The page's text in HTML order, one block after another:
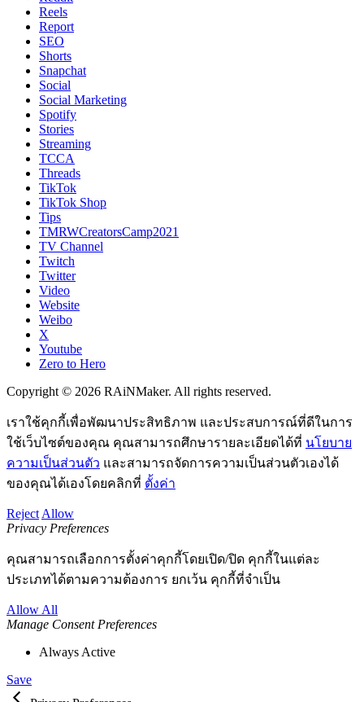
Reels
Report
SEO
Shorts
Snapchat
Social
Social Marketing
Spotify
Stories
Streaming
TCCA
Threads
TikTok
TikTok Shop
Tips
TMRWCreatorsCamp2021
TV Channel
Twitch
Twitter
Video
Website
Weibo
X
Youtube
Zero to Hero
Copyright © 2026 RAiNMaker. All rights reserved.
เราใช้คุกกี้เพื่อพัฒนาประสิทธิภาพ และประสบการณ์ที่ดีในการ
ใช้เว็บไซต์ของคุณ คุณสามารถศึกษารายละเอียดได้ที่ นโยบาย
ความเป็นส่วนตัว และสามารถจัดการความเป็นส่วนตัวเองได้
ของคุณได้เองโดยคลิกที่ ตั้งค่า
Reject Allow
Privacy Preferences
คุณสามารถเลือกการตั้งค่าคุกกี้โดยเปิด/ปิด คุกกี้ในแต่ละ
ประเภทได้ตามความต้องการ ยกเว้น คุกกี้ที่จำเป็น
Allow All
Manage Consent Preferences
Always Active
Save